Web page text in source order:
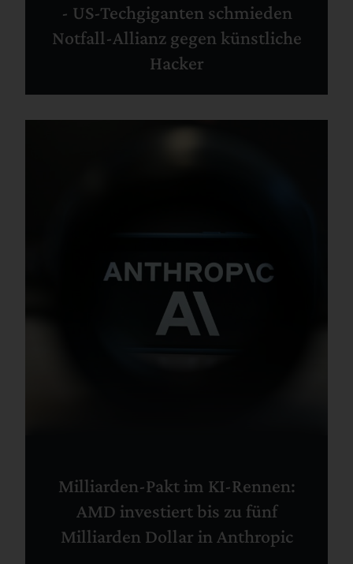
- US-Techgiganten schmieden
Notfall-Allianz gegen künstliche
Hacker
Milliarden-Pakt im KI-Rennen:
AMD investiert bis zu fünf
Milliarden Dollar in Anthropic